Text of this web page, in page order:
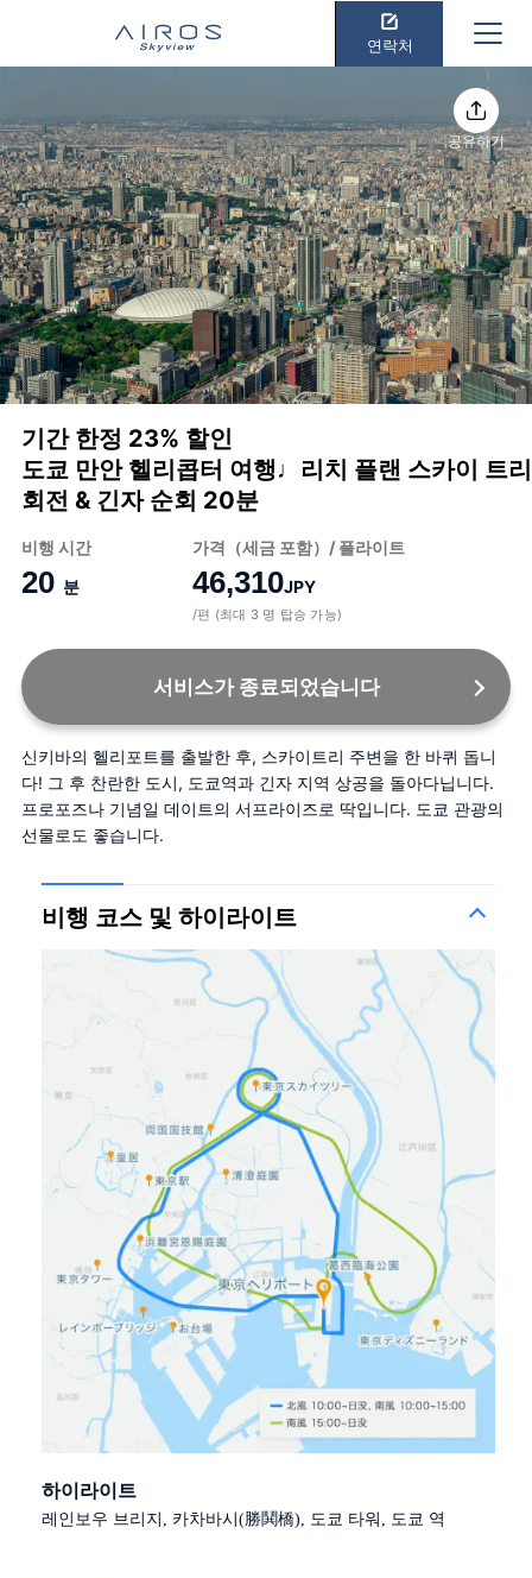
연락처
공유하기
기간 한정 23% 할인
도쿄 만안 헬리콥터 여행♩리치 플랜 스카이 트리
회전 & 긴자 순회 20분
비행 시간
20 분
가격（세금 포함）/ 플라이트
46,310JPY
/편 (최대 3 명 탑승 가능)
서비스가 종료되었습니다
신키바의 헬리포트를 출발한 후, 스카이트리 주변을 한 바퀴 돕니
다! 그 후 찬란한 도시, 도쿄역과 긴자 지역 상공을 돌아다닙니다.
프로포즈나 기념일 데이트의 서프라이즈로 딱입니다. 도쿄 관광의
선물로도 좋습니다.
비행 코스 및 하이라이트
하이라이트
레인보우 브리지, 카차바시(勝鬨橋), 도쿄 타워, 도쿄 역